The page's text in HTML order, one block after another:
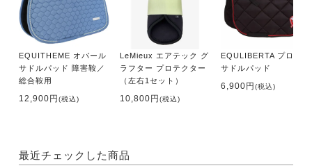
EQUITHEME オパール
サドルパッド 障害鞍／
総合鞍用
12,900円(税込)
LeMieux エアテック グ
ラフター プロテクター
（左右1セット）
10,800円(税込)
EQULIBERTA プロト
サドルパッド
6,900円(税込)
最近チェックした商品